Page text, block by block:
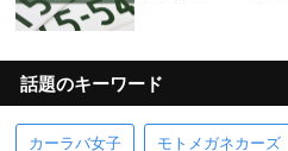
話題のキーワード
カーラバ女子 モトメガネカーズ